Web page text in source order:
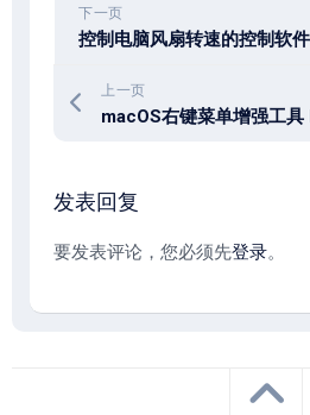
下一页
上一页
发表回复
要发表评论，您必须先登录。